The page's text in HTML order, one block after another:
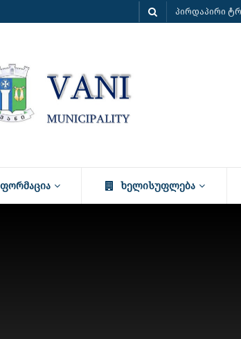
პირდაპირი
ᲮᲔᲚᲘᲡᲣᲤᲚᲔᲑᲐ